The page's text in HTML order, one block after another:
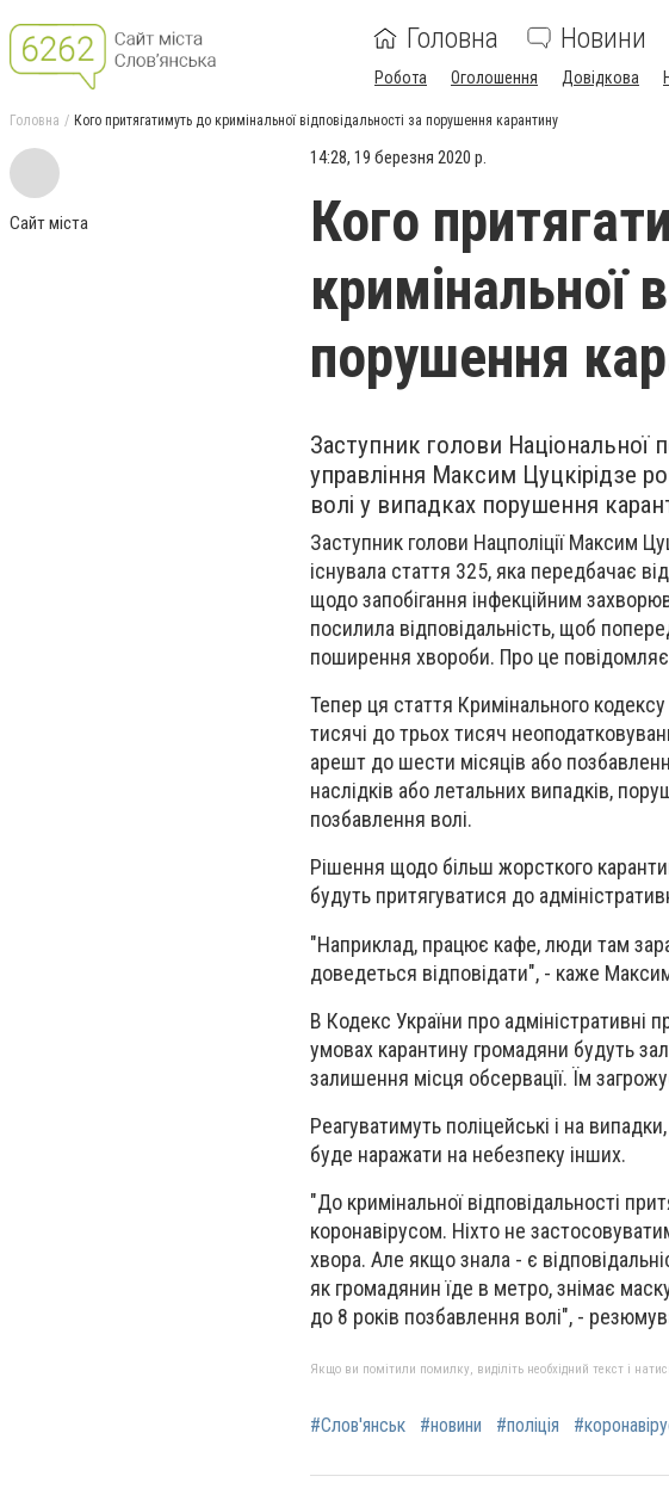
Головна Новини
Робота Оголошення Довідкова
Головна Кого притягатимуть до кримінальної відповідальності за порушення карантину
Сайт міста
14:28, 19 березня 2020 р.
Кого
кримінальної
порушення
Заступник голови Національної
управління Максим Цуцкірідзе
волі у випадках порушення
Заступник голови Нацполіції Максим
існувала стаття 325, яка передбачає
щодо запобігання інфекційним
посилила відповідальність, щоб
поширення хвороби. Про це повідомляє
Тепер ця стаття Кримінального
тисячі до трьох тисяч
арешт до шести місяців або
наслідків або летальних випадків,
позбавлення волі.
Рішення щодо більш жорсткого
будуть притягуватися до
"Наприклад, працює кафе, люди там
доведеться відповідати", - каже
В Кодекс України про адміністративні
умовах карантину громадяни будуть
залишення місця обсервації. Їм
Реагуватимуть поліцейські і на
буде наражати на небезпеку інших.
"До кримінальної відповідальності
коронавірусом. Ніхто не
хвора. Але якщо знала - є
як громадянин їде в метро, ​​знімає
до 8 років позбавлення волі", -
Якщо ви помітили помилку, виділіть необхідний текст і
#Слов'янськ #новини #поліція